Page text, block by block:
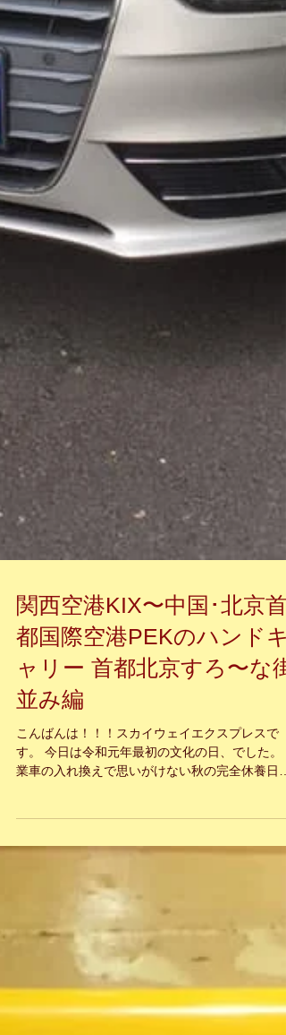
関西空港KIX〜中国･北京首
都国際空港PEKのハンドキ
ャリー 首都北京すろ〜な街
並み編
こんばんは！！！スカイウェイエクスプレスで
中国北京ハンドの首都北京、のんびりな街並みを